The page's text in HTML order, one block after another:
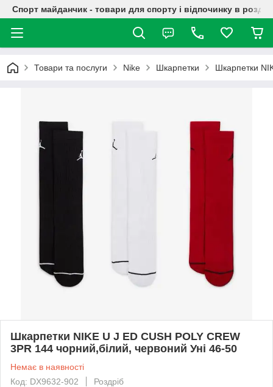
Спорт майданчик - товари для спорту і відпочинку в
Товари та послуги Nike Шкарпетки Шкарпетки
Шкарпетки NIKE U J ED CUSH POLY CREW
3PR 144 чорний,білий, червоний Уні 46-50
Немає в наявності
Код: DX9632-902
Роздріб